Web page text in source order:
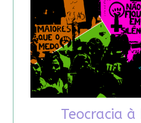
Teocracia